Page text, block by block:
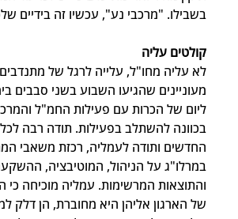
בשבילו. "מרכבי נע", עכשיו זה בידיים
קולטים עליה
מעוניינים שהגיעו השבוע בשני סבבים
ליום של הכרות עם פעילות החמ"ל
בכוונה להשתלב בפעילות. תודה רבה
החדשים ותודה לעמליה, רכזת משאבי
במרלו"ג על הניהול, המוטיבציה,
והתוצאות המרשימות. עמליה מוכיחה כי
של הארגון אליהן היא מחוברת, הן דלק